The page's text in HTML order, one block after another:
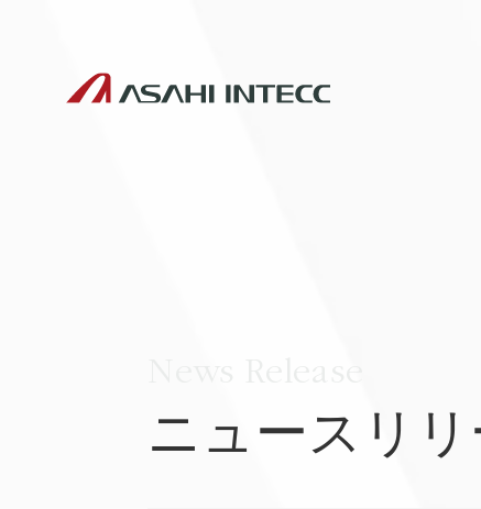
ニュースリリ